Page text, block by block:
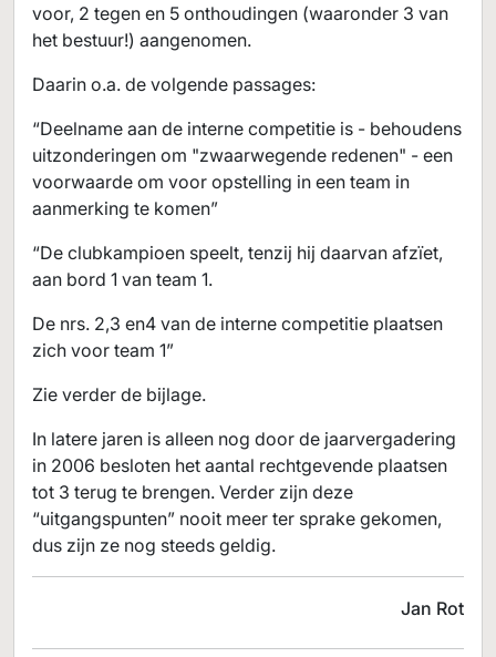
voor, 2 tegen en 5 onthoudingen (waaronder 3 van
het bestuur!) aangenomen.
Daarin o.a. de volgende passages:
“Deelname aan de interne competitie is - behoudens
uitzonderingen om "zwaarwegende redenen" - een
voorwaarde om voor opstelling in een team in
aanmerking te komen”
“De clubkampioen speelt, tenzij hij daarvan afzïet,
aan bord 1 van team 1.
De nrs. 2,3 en4 van de interne competitie plaatsen
zich voor team 1”
Zie verder de bijlage.
In latere jaren is alleen nog door de jaarvergadering
in 2006 besloten het aantal rechtgevende plaatsen
tot 3 terug te brengen. Verder zijn deze
“uitgangspunten” nooit meer ter sprake gekomen,
dus zijn ze nog steeds geldig.
Jan Rot